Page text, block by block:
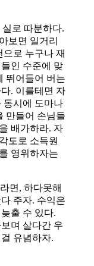
로 따분하다.
보면 일거리
로 누구나 재
인 수준에 맞
뛰어들어 버는
. 이를테면 자
동시에 도마나
만들어 손님들
배가하라. 자
도로 소득원
영위하자는
면, 하다못해
주자. 수익은
출 수 있다.
며 살다간 우
유념하자.